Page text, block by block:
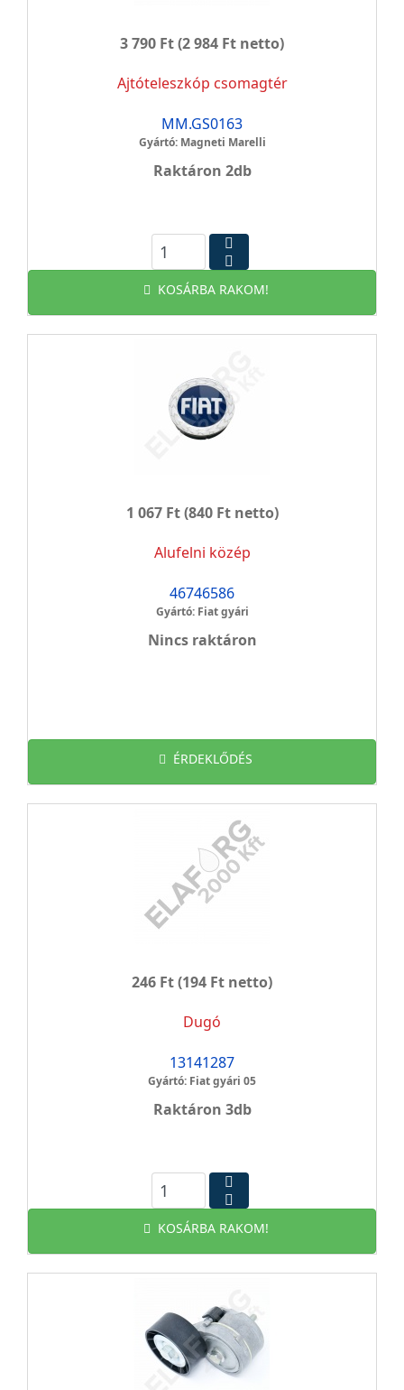
3 790 Ft(2 984 Ft netto)
Ajtóteleszkóp csomagtér
MM.GS0163
Gyártó: Magneti Marelli
Raktáron 2db
KOSÁRBA RAKOM!
1 067 Ft(840 Ft netto)
Alufelni közép
46746586
Gyártó: Fiat gyári
Nincs raktáron
ÉRDEKLŐDÉS
246 Ft(194 Ft netto)
Dugó
13141287
Gyártó: Fiat gyári 05
Raktáron 3db
KOSÁRBA RAKOM!